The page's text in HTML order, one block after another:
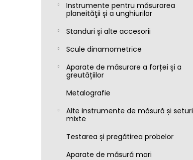
Instrumente pentru măsurarea
planeităţii și a unghiurilor
Standuri și alte accesorii
Scule dinamometrice
Aparate de măsurare a forței și a
greutățiilor
Metalografie
Alte instrumente de măsură și seturi
mixte
Testarea și pregătirea probelor
Aparate de măsură mari